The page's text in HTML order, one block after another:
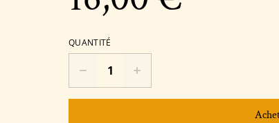
QUANTITÉ